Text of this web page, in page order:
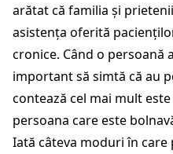
arătat că familia și
asistența oferită
cronice. Când o persoană
important să simtă că au
contează cel mai mult
persoana care este
Iată câteva moduri în